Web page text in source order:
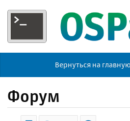
Вернуться на
Форум